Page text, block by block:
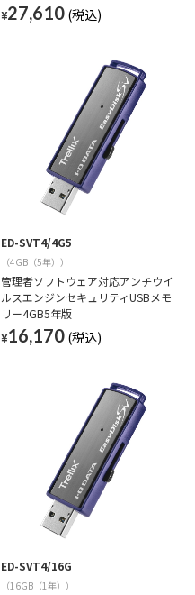
¥27,610
ED-SVT4/4G5
（4GB（5年））
管理者ソフトウェア対応アンチウイ
ルスエンジンセキュリティUSBメモ
リー4GB5年版
¥16,170
ED-SVT4/16G
（16GB（1年））